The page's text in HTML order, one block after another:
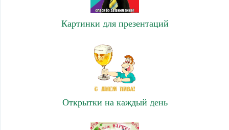
Картинки для презентаций
Открытки на каждый день